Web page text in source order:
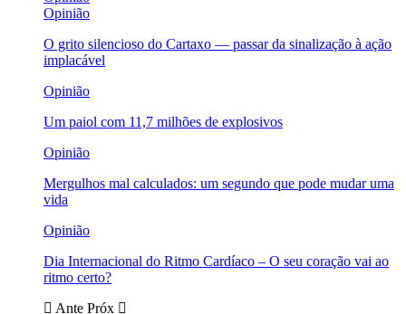
Opinião
O grito silencioso do Cartaxo — passar da sinalização à ação
implacável
Opinião
Um paiol com 11,7 milhões de explosivos
Opinião
Mergulhos mal calculados: um segundo que pode mudar uma
vida
Opinião
Dia Internacional do Ritmo Cardíaco – O seu coração vai ao
ritmo certo?
Ante Próx